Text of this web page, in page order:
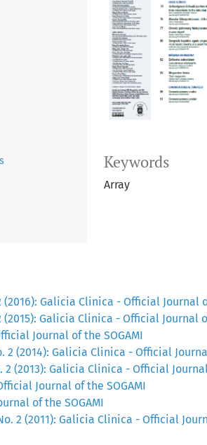
Keywords
Array
Galicia Clinica - Official Journal
Galicia Clinica - Official Journal
Journal of the SOGAMI
2 (2014): Galicia Clinica - Official
2 (2013): Galicia Clinica - Official
Journal of the SOGAMI
of the SOGAMI
2 (2011): Galicia Clinica - Official